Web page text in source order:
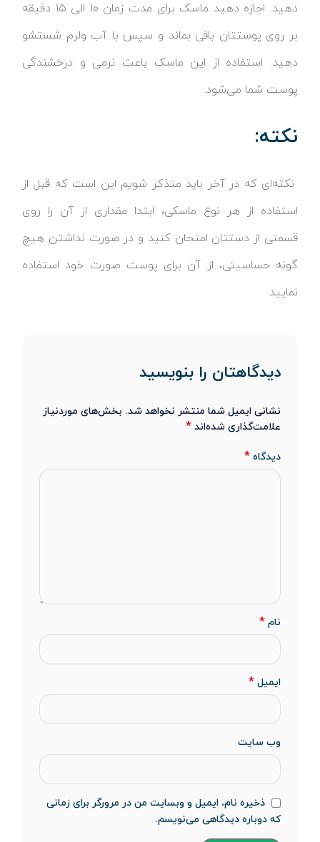
دهید. اجازه دهید ماسک برای مدت زمان ۱۰ الی ۱۵ دقیقه
بر روی پوستتان باقی بماند و سپس با آب ولرم شستشو
دهید. استفاده از این ماسک باعث نرمی و درخشندگی
پوست شما می‌شود.
نکته:
نکته‌ای که در آخر باید متذکر شویم این است که قبل از
استفاده از هر نوع ماسکی، ابتدا مقداری از آن را روی
قسمتی از دستتان امتحان کنید و در صورت نداشتن هیچ
گونه حساسیتی، از آن برای پوست صورت خود استفاده
نمایید.
دیدگاهتان را بنویسید
نشانی ایمیل شما منتشر نخواهد شد. بخش‌های موردنیاز
علامت‌گذاری شده‌اند *
دیدگاه *
نام *
ایمیل *
وب‌ سایت
ذخیره نام، ایمیل و وبسایت من در مرورگر برای زمانی
که دوباره دیدگاهی می‌نویسم.